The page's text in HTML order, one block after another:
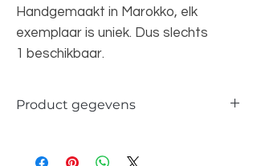
Handgemaakt in Marokko, elk
exemplaar is uniek. Dus slechts
1 beschikbaar.
Product gegevens
Maat poef: 60x60x25 cm